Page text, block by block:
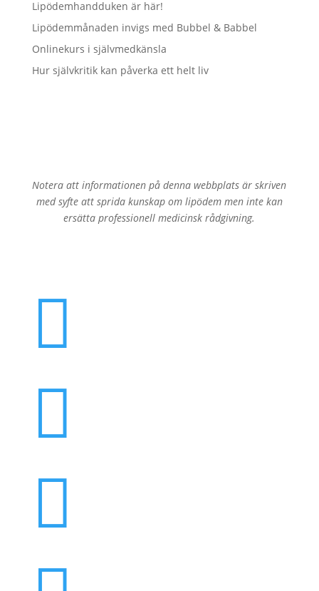
Lipödemhandduken är här!
Lipödemmånaden invigs med Bubbel & Babbel
Onlinekurs i självmedkänsla
Hur självkritik kan påverka ett helt liv
Notera att informationen på denna webbplats är skriven
med syfte att sprida kunskap om lipödem men inte kan
ersätta professionell medicinsk rådgivning.


